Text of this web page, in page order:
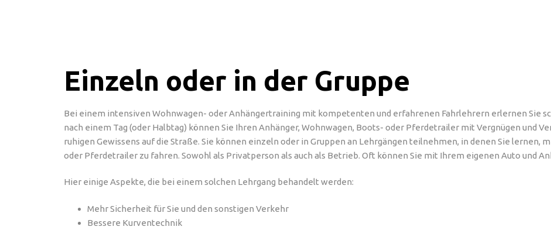
Einzeln oder in der Gruppe
Bei einem intensiven Wohnwagen- oder Anhängertraining mit kompetenten und erfahrenen Fahrlehrern erlernen Sie
nach einem Tag (oder Halbtag) können Sie Ihren Anhänger, Wohnwagen, Boots- oder Pferdetrailer mit Vergnügen und
ruhigen Gewissens auf die Straße. Sie können einzeln oder in Gruppen an Lehrgängen teilnehmen, in denen Sie lernen,
oder Pferdetrailer zu fahren. Sowohl als Privatperson als auch als Betrieb. Oft können Sie mit Ihrem eigenen Auto und
Hier einige Aspekte, die bei einem solchen Lehrgang behandelt werden:
Mehr Sicherheit für Sie und den sonstigen Verkehr
Bessere Kurventechnik